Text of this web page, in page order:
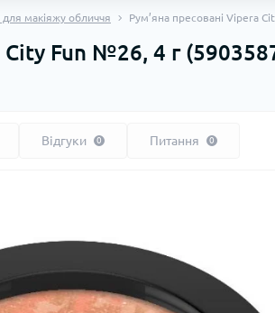
макіяжу обличчя Рум’яна пресовані Vipera
City Fun №26, 4 г
Відгуки 0 Питання 0